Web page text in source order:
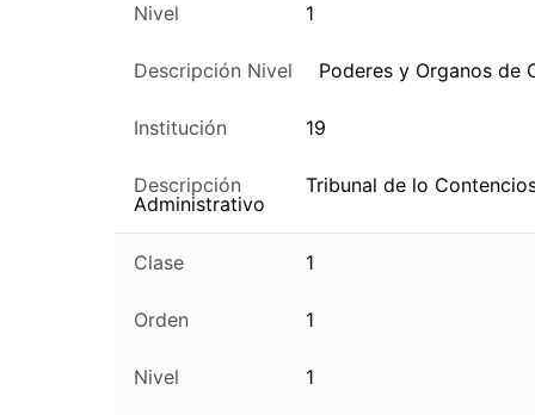
Nivel 1
Descripción Nivel Poderes y Organos de
Institución 19
Descripción
Tribunal de lo
Administrativo
Clase 1
Orden 1
Nivel 1